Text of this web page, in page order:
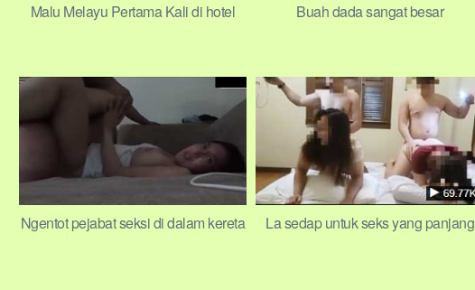
Malu Melayu Pertama Kali di hotel Buah dada sangat besar
Ngentot pejabat seksi di dalam kereta La sedap untuk seks yang panjang